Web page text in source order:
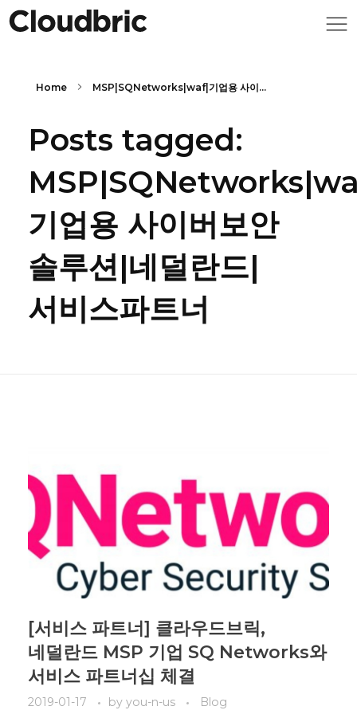
Home MSP|SQNetworks|waf|기업용 사이...
Posts tagged:
기업용 사이버보안
솔루션|네덜란드|
서비스파트너
[서비스 파트너] 클라우드브릭,
네덜란드 MSP 기업 SQ Networks와
서비스 파트너십 체결
2019-01-17 by you-n-us Blog